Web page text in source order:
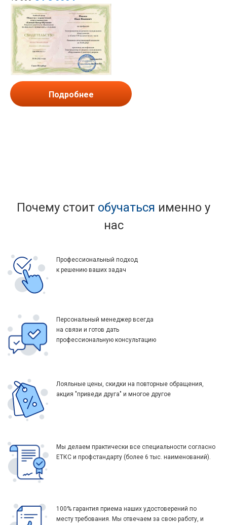
Подробнее
Почему стоит обучаться именно у
нас
Профессиональный подход
к решению ваших задач
Персональный менеджер всегда
на связи и готов дать
профессиональную консультацию
Лояльные цены, скидки на повторные обращения,
акция "приведи друга" и многое другое
Мы делаем практически все специальности согласно
ЕТКС и профстандарту (более 6 тыс. наименований).
100% гарантия приема наших удостоверений по
месту требования. Мы отвечаем за свою работу, и